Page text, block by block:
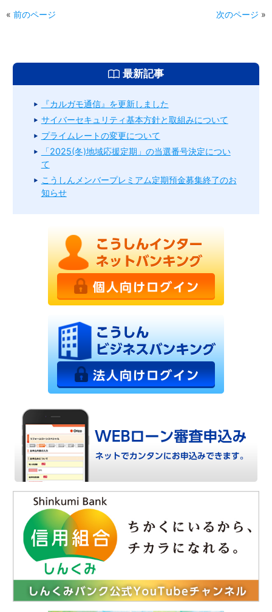
« 前のページ 次のページ »
最新記事
『カルガモ通信』を更新しました
サイバーセキュリティ基本方針と取組みについて
プライムレートの変更について
「2025(冬)地域応援定期」の当選番号決定につい
て
こうしんメンバープレミアム定期預金募集終了のお
知らせ